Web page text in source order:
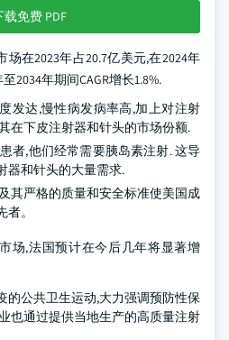
载免费 PDF
在2023年占20.7亿美元,在2024年
2034年期间CAGR增长1.8%.
发达,慢性病发病率高,加上对注射
在下皮注射器和针头的市场份额.
者,他们经常需要胰岛素注射. 这导
器和针头的大量需求.
其严格的质量和安全标准使美国成
。
场,法国预计在今后几年将显著增
的公共卫生运动,大力强调预防性保
也通过提供当地生产的高质量注射